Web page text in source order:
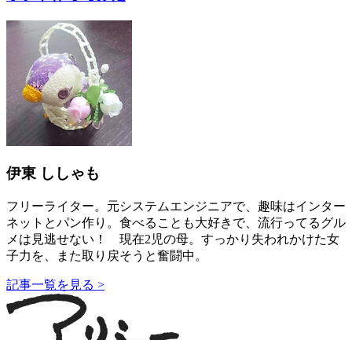
伊東 ししゃも
フリーライター。元システムエンジニアで、趣味はインター
ネットとパン作り。食べることも大好きで、流行ってるグル
メは見逃せない！ 現在2児の母。すっかり失われかけた女
子力を、また取り戻そうと奮闘中。
記事一覧を見る >